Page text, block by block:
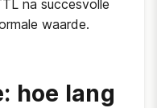
na succesvolle
waarde.
hoe lang